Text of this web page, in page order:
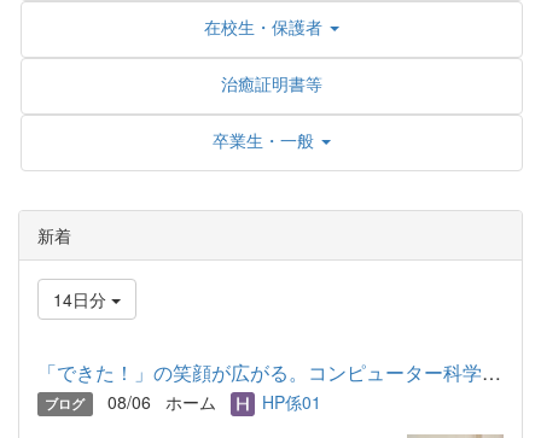
在校生・保護者
治癒証明書等
卒業生・一般
新着
14日分
「できた！」の笑顔が広がる。コンピューター科学部がサポートし...
ブログ 08/06 ホーム HP係01